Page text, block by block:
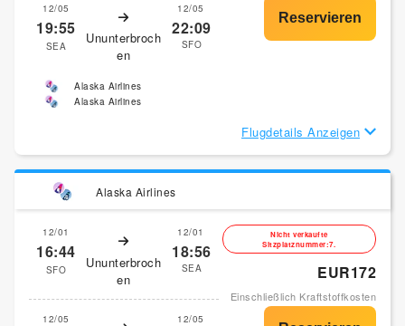
12/05
19:55
SEA
Ununterbroch
en
12/05
22:09
SFO
Alaska Airlines
Alaska Airlines
Flugdetails Anzeigen
Alaska Airlines
12/01
16:44
SFO
Ununterbroch
en
12/01
18:56
SEA
12/05 12/05
Nicht verkaufte
Sitzplatznummer:7.
EUR172
Einschließlich Kraftstoffkosten